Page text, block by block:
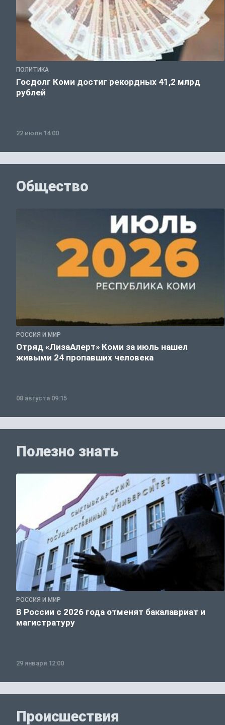
ПОЛИТИКА
Госдолг Коми достиг рекордных 41,2 млрд
рублей
22 июля 14:00
Общество
РОССИЯ И МИР
Отряд «ЛизаАлерт» Коми за июль нашел
живыми 24 пропавших человека
08 августа 09:15
Полезно знать
РОССИЯ И МИР
В России с 2026 года отменят бакалавриат и
магистратуру
29 января 12:00
Происшествия